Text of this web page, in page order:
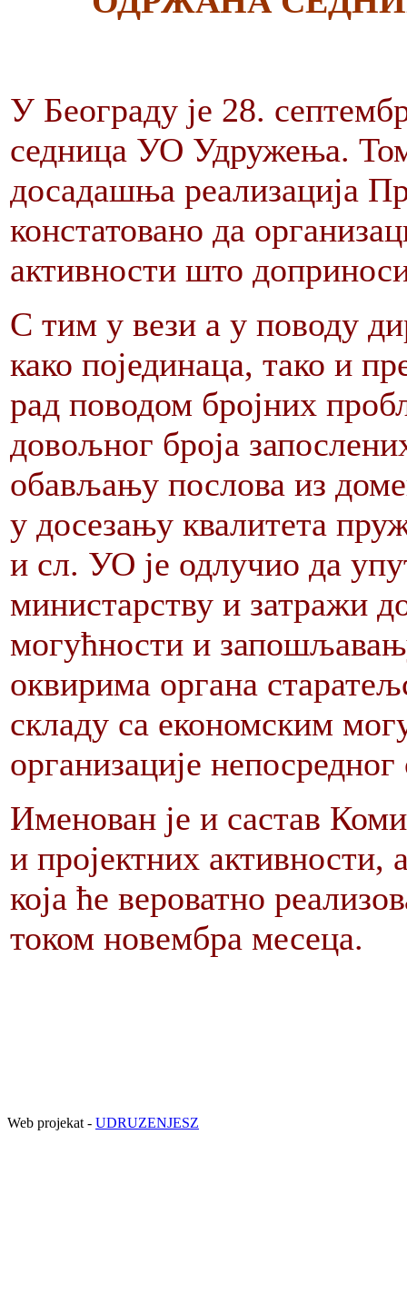
У Београду је 28.
седница УО Удружења.
досадашња реализација
констатовано да
активности што
С тим у вези а у поводу
како појединаца, тако и
рад поводом бројних
довољног броја
обављању послова из
у досезању квалитета
и сл. УО је одлучио да
министарству и затражи
могућности и
оквирима органа
складу са економским
организације
Именован је и састав
и пројектних активности,
која ће вероватно
током новембра месеца.
Web projekat - UDRUZENJESZ